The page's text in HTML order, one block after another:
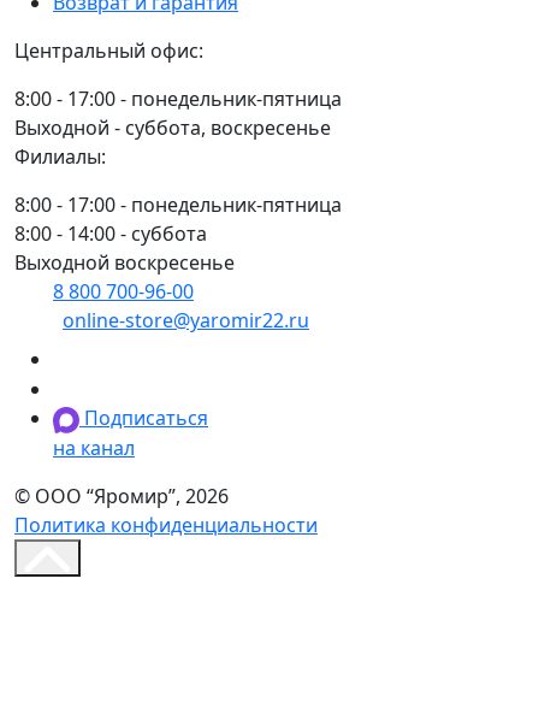
Центральный офис:
8:00 - 17:00 - понедельник-пятница
Выходной - суббота, воскресенье
Филиалы:
8:00 - 17:00 - понедельник-пятница
8:00 - 14:00 - суббота
Выходной воскресенье
8 800 700-96-00
online-store@yaromir22.ru
Подписаться
на канал
© ООО “Яромир”, 2026
Политика конфиденциальности